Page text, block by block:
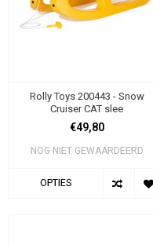
Rolly Toys 200443 - Snow
Cruiser CAT slee
€49,80
NOG NIET GEWAARDEERD
OPTIES